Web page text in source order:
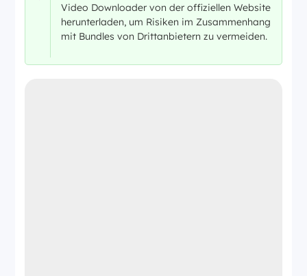
Video Downloader von der offiziellen Website
herunterladen, um Risiken im Zusammenhang
mit Bundles von Drittanbietern zu vermeiden.